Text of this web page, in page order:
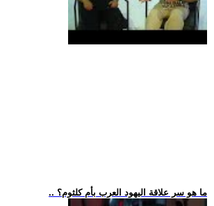
.. ما هو سر علاقة اليهود العرب بأم كلثوم؟